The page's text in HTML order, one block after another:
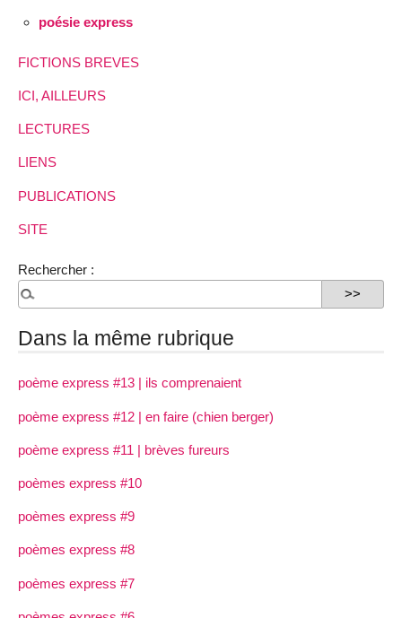
poésie express
FICTIONS BREVES
ICI, AILLEURS
LECTURES
LIENS
PUBLICATIONS
SITE
Rechercher :
Dans la même rubrique
poème express #13 | ils comprenaient
poème express #12 | en faire (chien berger)
poème express #11 | brèves fureurs
poèmes express #10
poèmes express #9
poèmes express #8
poèmes express #7